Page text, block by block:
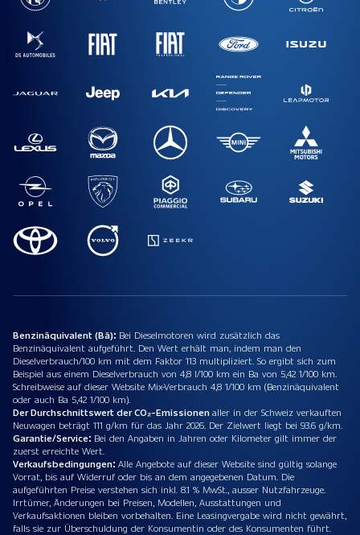
Benzinäquivalent (Bä): Bei Dieselmotoren wird zusätzlich das
Benzinäquivalent aufgeführt. Den Wert erhält man, indem man den
Dieselverbrauch/100 km mit dem Faktor 113 multipliziert. So ergibt sich zum
Beispiel aus einem Dieselverbrauch von 4,8 l/100 km ein Ba von 5,42 1/100 km.
Schreibweise auf dieser Website Mix-Verbrauch 4,8 1/100 km (Benzinäquivalent
oder auch Ba 5,42 1/100 km).
Der Durchschnittswert der CO₂-Emissionenaller in der Schweiz verkauften
Neuwagen beträgt 111 g/km für das Jahr 2026. Der Zielwert liegt bei 93.6 g/km.
Garantie/Service: Bei den Angaben in Jahren oder Kilometer gilt immer der
zuerst erreichte Wert.
Verkaufsbedingungen: Alle Angebote auf dieser Website sind gültig solange
Vorrat, bis auf Widerruf oder bis an dem angegebenen Datum. Die
aufgeführten Preise verstehen sich inkl. 8.1 % MwSt., ausser Nutzfahrzeuge.
Irrtümer, Änderungen bei Preisen, Modellen, Ausstattungen und
Verkaufsaktionen bleiben vorbehalten. Eine Leasingvergabe wird nicht gewährt,
falls sie zur Überschuldung der Konsumentin oder des Konsumenten führt.